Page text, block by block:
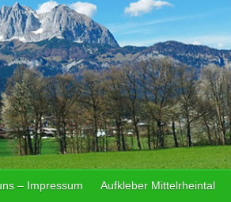
– Impressum Aufkleber Mittelrheintal